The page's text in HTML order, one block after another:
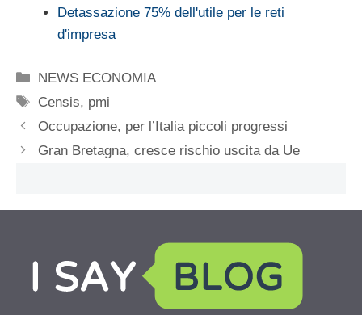
Detassazione 75% dell'utile per le reti
d'impresa
Categorie
NEWS ECONOMIA
Tag
Censis, pmi
Occupazione, per l’Italia piccoli progressi
Gran Bretagna, cresce rischio uscita da Ue